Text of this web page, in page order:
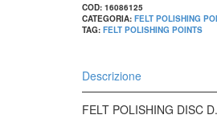
COD: 16086125
CATEGORIA: FELT POLISHING
TAG: FELT POLISHING POINTS
Descrizione
FELT POLISHING DISC